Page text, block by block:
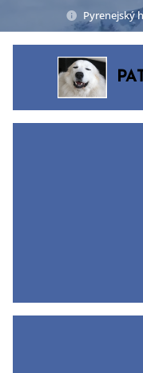
Pyrenejský